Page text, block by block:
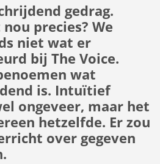
gedrag.
precies? We
niet wat er
bij The Voice.
wat
is. Intuïtief
ongeveer, maar het
hetzelfde. Er zou
over gegeven